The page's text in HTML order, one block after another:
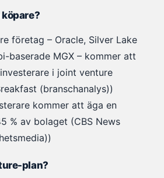
företag – Oracle, Silver Lake
baserade MGX – kommer att
i joint venture
(branschanalys))
kommer att äga en
% av bolaget (CBS News
plan?